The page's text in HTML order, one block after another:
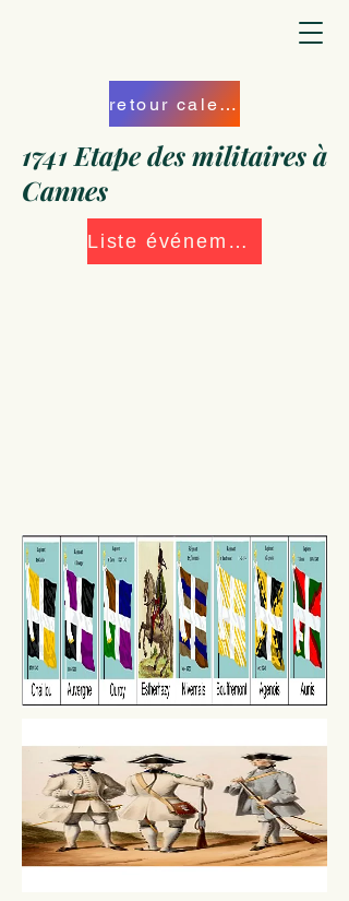
retour calendrier
1741 Etape des militaires à
Cannes
Liste événements